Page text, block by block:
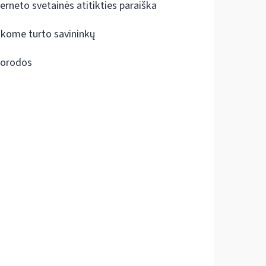
svetainės atitikties paraiška
turto savininkų